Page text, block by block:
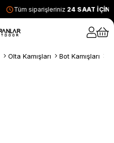
Tüm siparişleriniz24 SAAT
Olta Kamışları Bot Kamışları